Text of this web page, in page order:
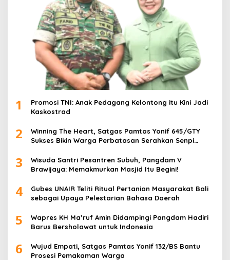
1
Promosi TNI: Anak Pedagang Kelontong itu Kini Jadi
Kaskostrad
2
Winning The Heart, Satgas Pamtas Yonif 645/GTY
Sukses Bikin Warga Perbatasan Serahkan Senpi
3
Wisuda Santri Pesantren Subuh, Pangdam V
Brawijaya: Memakmurkan Masjid Itu Begini!
4
Gubes UNAIR Teliti Ritual Pertanian Masyarakat Bali
sebagai Upaya Pelestarian Bahasa Daerah
5
Wapres KH Ma’ruf Amin Didampingi Pangdam Hadiri
Barus Bersholawat untuk Indonesia
6
Wujud Empati, Satgas Pamtas Yonif 132/BS Bantu
Prosesi Pemakaman Warga